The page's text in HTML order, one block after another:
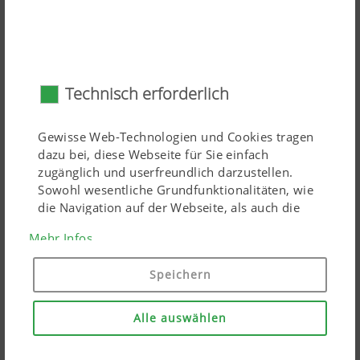
Technisch erforderlich
Gewisse Web-Technologien und Cookies tragen
dazu bei, diese Webseite für Sie einfach
zugänglich und userfreundlich darzustellen.
Sowohl wesentliche Grundfunktionalitäten, wie
die Navigation auf der Webseite, als auch die
Abfrage Ihrer Zustimmung sind damit gemeint.
Diese Website funktioniert ohne die genannten
Web-Technologien und Cookies nicht.
Zweck des Cookies
Mehr Infos
Speichern
Alle auswählen
Einachs-Anhänger.
Steuergerät notwendig.
Lesen Sie mehr
Grenzstreueinrichtung